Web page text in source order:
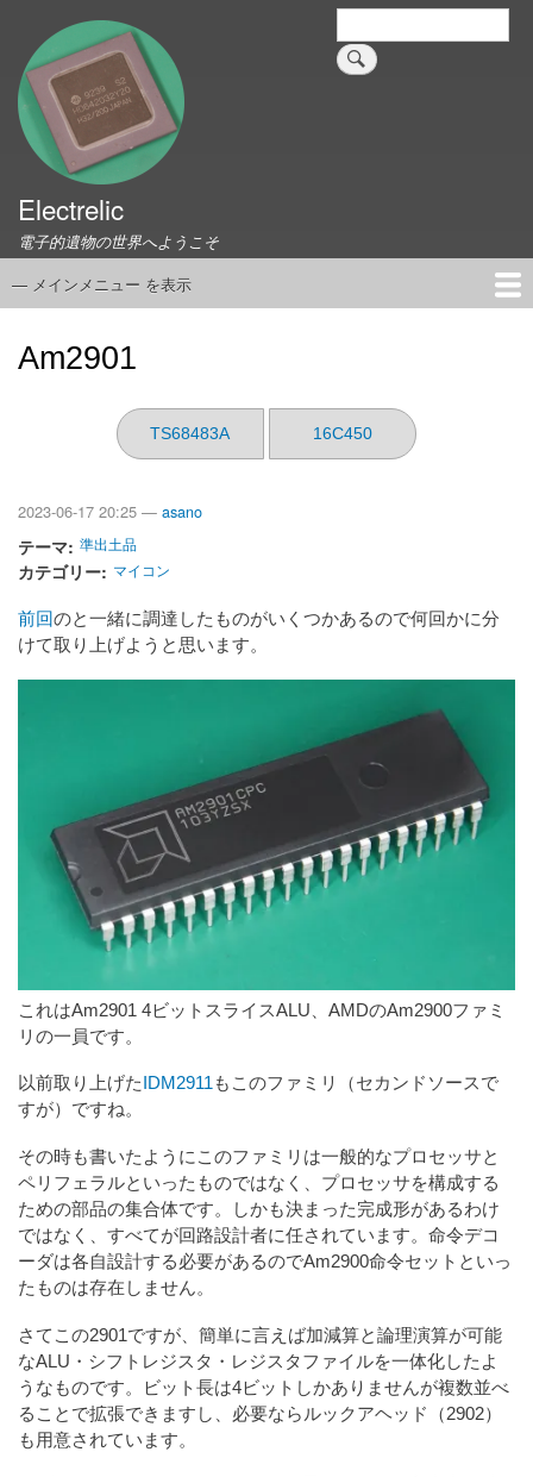
検
索
Electrelic
電子的遺物の世界へようこそ
メ
メ
— メインメニュー を表示
Am2901
TS68483A 16C450
2023-06-17 20:25 — asano
テーマ 準出土品
カテゴリー マイコン
前回のと一緒に調達したものがいくつかあるので何回かに分
けて取り上げようと思います。
これはAm2901 4ビットスライスALU、AMDのAm2900ファミ
リの一員です。
以前取り上げた IDM2911もこのファミリ（セカンドソースで
すが）ですね。
その時も書いたようにこのファミリは一般的なプロセッサと
ペリフェラルといったものではなく、プロセッサを構成する
ための部品の集合体です。しかも決まった完成形があるわけ
ではなく、すべてが回路設計者に任されています。命令デコ
ーダは各自設計する必要があるのでAm2900命令セットといっ
たものは存在しません。
さてこの2901ですが、簡単に言えば加減算と論理演算が可能
なALU・シフトレジスタ・レジスタファイルを一体化したよ
うなものです。ビット長は4ビットしかありませんが複数並べ
ることで拡張できますし、必要ならルックアヘッド（2902）
も用意されています。